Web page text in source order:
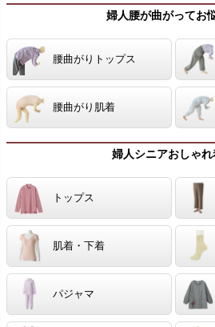
婦人腰が曲がってお
腰曲がりトップス
腰曲がり肌着
婦人シニアおしゃ
トップス
肌着・下着
パジャマ